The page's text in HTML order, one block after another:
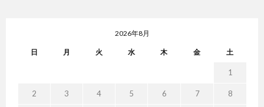
2026年8月
日 月 火 水 木 金 土
1
2 3 4 5 6 7 8